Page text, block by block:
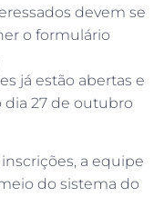
devem se
o formulário
já estão abertas e
dia 27 de outubro
a equipe
do sistema do